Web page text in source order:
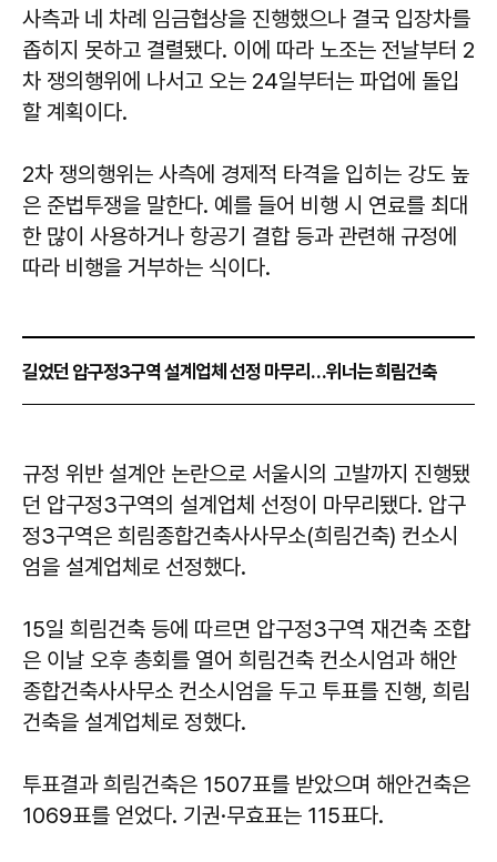
사측과 네 차례 임금협상을 진행했으나 결국 입장차를
좁히지 못하고 결렬됐다. 이에 따라 노조는 전날부터 2
차 쟁의행위에 나서고 오는 24일부터는 파업에 돌입
할 계획이다.
2차 쟁의행위는 사측에 경제적 타격을 입히는 강도 높
은 준법투쟁을 말한다. 예를 들어 비행 시 연료를 최대
한 많이 사용하거나 항공기 결합 등과 관련해 규정에
따라 비행을 거부하는 식이다.
길었던 압구정3구역 설계업체 선정 마무리…위너는 희림건축
규정 위반 설계안 논란으로 서울시의 고발까지 진행됐
던 압구정3구역의 설계업체 선정이 마무리됐다. 압구
정3구역은 희림종합건축사사무소(희림건축) 컨소시
엄을 설계업체로 선정했다.
15일 희림건축 등에 따르면 압구정3구역 재건축 조합
은 이날 오후 총회를 열어 희림건축 컨소시엄과 해안
종합건축사사무소 컨소시엄을 두고 투표를 진행, 희림
건축을 설계업체로 정했다.
투표결과 희림건축은 1507표를 받았으며 해안건축은
1069표를 얻었다. 기권·무효표는 115표다.